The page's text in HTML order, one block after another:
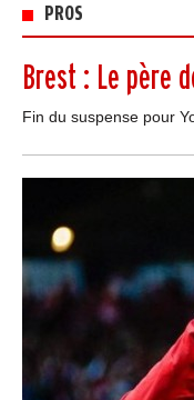
PROS
Brest : Le père
Fin du suspense pour